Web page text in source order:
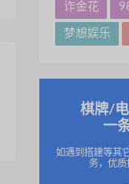
诈金花
梦想娱乐
棋牌/
一
如遇到搭建等其
务，优质